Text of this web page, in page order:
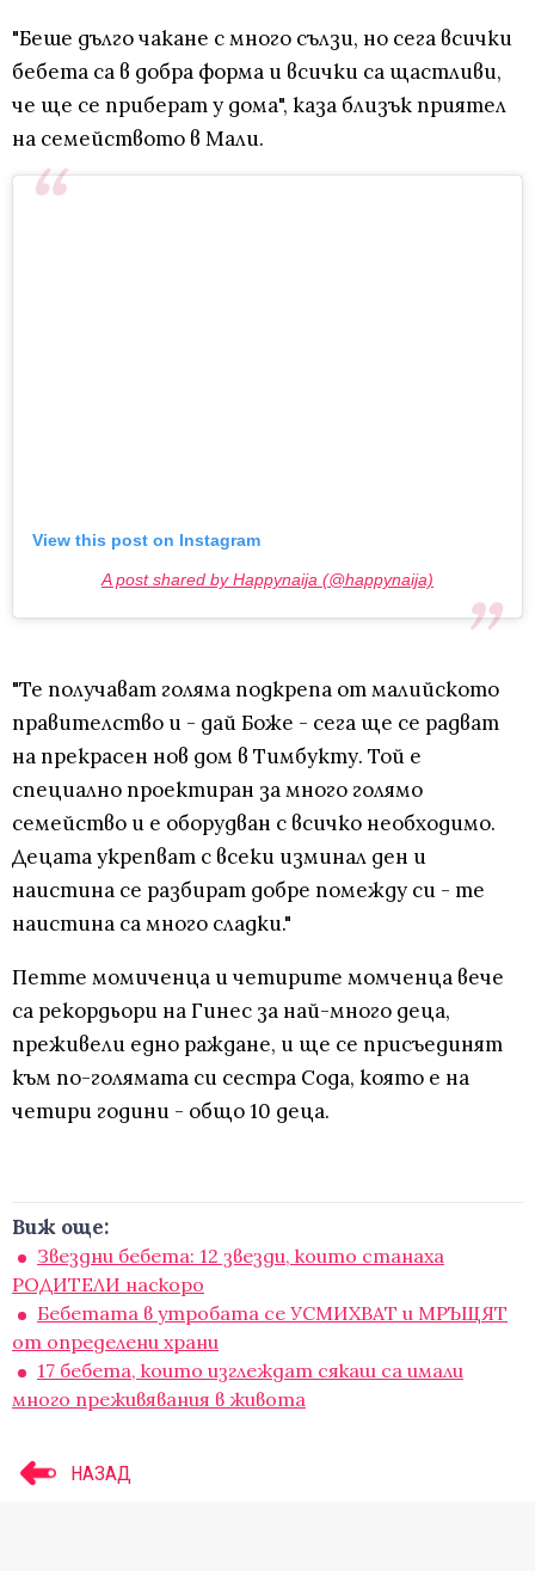
"Беше дълго чакане с много сълзи, но сега всички
бебета са в добра форма и всички са щастливи,
че ще се приберат у дома", каза близък приятел
на семейството в Мали.
View this post on Instagram
A post shared by Happynaija (@happynaija)
"Те получават голяма подкрепа от малийското
правителство и - дай Боже - сега ще се радват
на прекрасен нов дом в Тимбукту. Той е
специално проектиран за много голямо
семейство и е оборудван с всичко необходимо.
Децата укрепват с всеки изминал ден и
наистина се разбират добре помежду си - те
наистина са много сладки."
Петте момиченца и четирите момченца вече
са рекордьори на Гинес за най-много деца,
преживели едно раждане, и ще се присъединят
към по-голямата си сестра Сода, която е на
четири години - общо 10 деца.
Виж още:
Звездни бебета: 12 звезди, които станаха
РОДИТЕЛИ наскоро
Бебетата в утробата се УСМИХВАТ и МРЪЩЯТ
от определени храни
17 бебета, които изглеждат сякаш са имали
много преживявания в живота
НАЗАД